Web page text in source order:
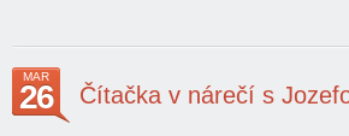
MAR
26 Čítačka v nárečí s